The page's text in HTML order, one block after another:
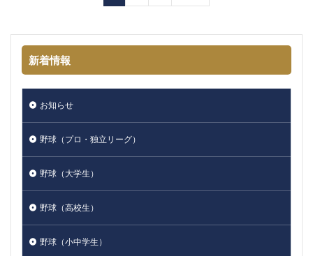
新着情報
お知らせ
野球（プロ・独立リーグ）
野球（大学生）
野球（高校生）
野球（小中学生）